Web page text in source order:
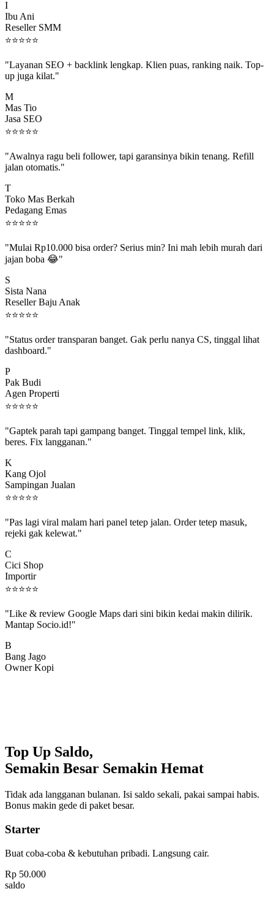
Ibu Ani
Reseller SMM
⭐⭐⭐⭐⭐
up juga kilat."
Mas Tio
Jasa SEO
⭐⭐⭐⭐⭐
jalan otomatis."
Toko Mas Berkah
Pedagang Emas
⭐⭐⭐⭐⭐
jajan boba 😂"
Sista Nana
Reseller Baju Anak
⭐⭐⭐⭐⭐
dashboard."
Pak Budi
Agen Properti
⭐⭐⭐⭐⭐
beres. Fix langganan."
Kang Ojol
Sampingan Jualan
⭐⭐⭐⭐⭐
rejeki gak kelewat."
Cici Shop
Importir
⭐⭐⭐⭐⭐
Mantap Socio.id!"
Bang Jago
Owner Kopi
Top Up Saldo,
Semakin Besar Semakin Hemat
Tidak ada langganan bulanan. Isi saldo sekali, pakai sampai habis.
Bonus makin gede di paket besar.
Starter
Buat coba-coba & kebutuhan pribadi. Langsung cair.
Rp 50.000
saldo